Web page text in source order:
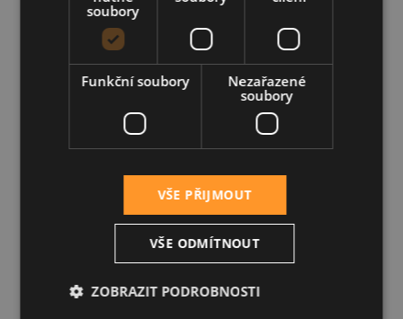
soubory
Funkční soubory
Nezařazené
soubory
VŠE PŘIJMOUT
VŠE ODMÍTNOUT
ZOBRAZIT PODROBNOSTI